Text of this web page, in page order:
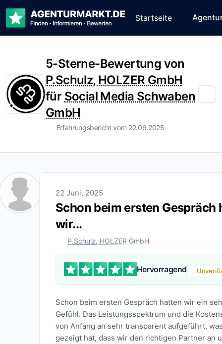
Startseite
5-Sterne-Bewertung von
P.Schulz, HOLZER GmbH
für Social Media Schwaben
GmbH
Erfahrungsbericht vom 22.06.2025
22 Juni, 2025
Schon beim ersten Gespräch
wir...
P.Schulz, HOLZER GmbH
Hervorragend
Schon beim ersten Gespräch hatten wir ein
Gefühl. Das Leistungsspektrum und die
von Anfang an sehr transparent aufgeführt,
gezeigt hat, dass wir den richtigen Partner an